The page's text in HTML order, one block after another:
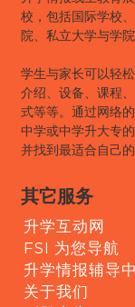
校，包括国际学校
院、私立大学与学
学生与家长可以轻
介绍、设备、课程
式等等。通过网络
中学或中学升大专
并找到最适合自己的
其它服务
升学互动网
FSI 为您导航
升学情报辅导
关于我们